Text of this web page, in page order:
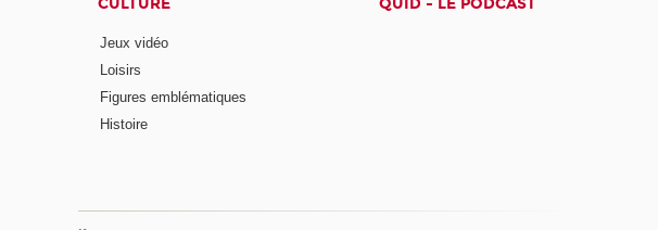
CULTURE
Jeux vidéo
Loisirs
Figures emblématiques
Histoire
QUID - LE PODCAST